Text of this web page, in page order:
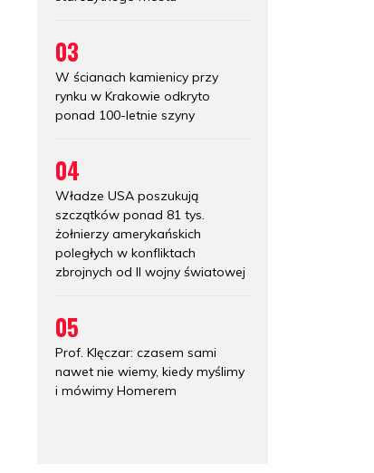
03
W ścianach kamienicy przy
rynku w Krakowie odkryto
ponad 100-letnie szyny
04
Władze USA poszukują
szczątków ponad 81 tys.
żołnierzy amerykańskich
poległych w konfliktach
zbrojnych od II wojny światowej
05
Prof. Klęczar: czasem sami
nawet nie wiemy, kiedy myślimy
i mówimy Homerem